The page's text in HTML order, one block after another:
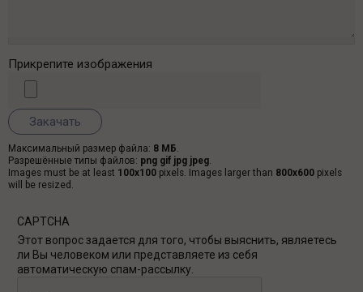
Прикрепите изображения
Максимальный размер файла: 8 МБ.
Разрешённые типы файлов: png gif jpg jpeg.
Images must be at least 100x100 pixels. Images larger than 800x600 pixels
will be resized.
CAPTCHA
Этот вопрос задается для того, чтобы выяснить, являетесь
ли Вы человеком или представляете из себя
автоматическую спам-рассылку.